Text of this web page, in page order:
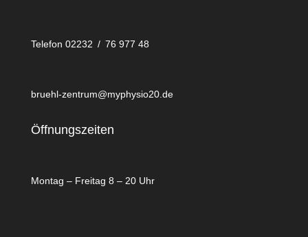
Telefon 02232 / 76 977 48
bruehl-zentrum@myphysio20.de
Öffnungszeiten
Montag – Freitag 8 – 20 Uhr